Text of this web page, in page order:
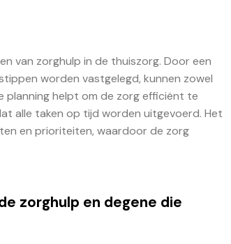
van zorghulp in de thuiszorg. Door een
worden vastgelegd, kunnen zowel
planning helpt om de zorg efficiënt te
alle taken op tijd worden uitgevoerd. Het
en prioriteiten, waardoor de zorg
zorghulp en degene die